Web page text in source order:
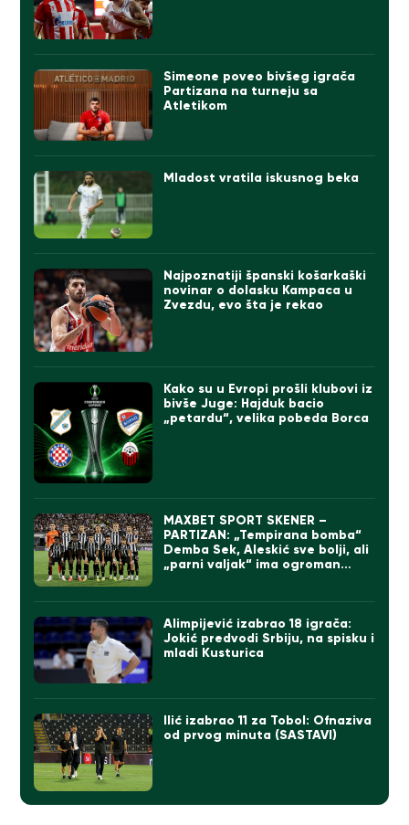
Simeone poveo bivšeg igrača
Partizana na turneju sa
Atletikom
Mladost vratila iskusnog beka
Najpoznatiji španski košarkaški
novinar o dolasku Kampaca u
Zvezdu, evo šta je rekao
Kako su u Evropi prošli klubovi iz
bivše Juge: Hajduk bacio
„petardu“, velika pobeda Borca
MAXBET SPORT SKENER –
PARTIZAN: „Tempirana bomba“
Demba Sek, Aleskić sve bolji, ali
„parni valjak“ ima ogroman
Alimpijević izabrao 18 igrača:
Jokić predvodi Srbiju, na spisku i
mladi Kusturica
Ilić izabrao 11 za Tobol: Ofnaziva
od prvog minuta (SASTAVI)